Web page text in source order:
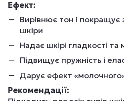
Ефект:
Вирівнює тон і покращує
шкіри
Надає шкірі гладкості та
Підвищує пружність і
Дарує ефект
Рекомендації: